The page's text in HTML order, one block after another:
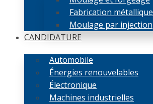
Fabrication métallique
Moulage par injection
CANDIDATURE
Automobile
Énergies renouvelables
Électronique
Machines industrielles